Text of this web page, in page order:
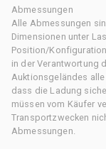
Abmessungen
Alle Abmessungen
Dimensionen unter
Position/
in der Verantwortung
Auktionsgeländes
dass die Ladung
müssen vom Käufer
Transportzwecken
Abmessungen.